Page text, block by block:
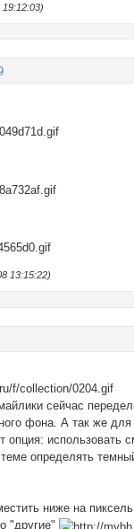
13:15:22)
сейчас
фона. А так же для
опция:
определять
ниже на
"другие"